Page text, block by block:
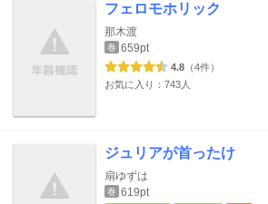
フェロモホリック
那木渡
巻 659pt
4.8 （4件）
お気に入り：743人
ジュリアが首ったけ
扇ゆずは
巻 619pt